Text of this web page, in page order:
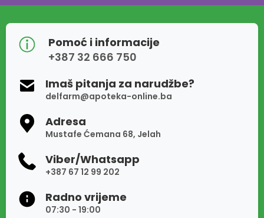
Pomoć i informacije
+387 32 666 750
Imaš pitanja za narudžbe?
delfarm@apoteka-online.ba
Adresa
Mustafe Ćemana 68, Jelah
Viber/Whatsapp
+387 67 12 99 202
Radno vrijeme
07:30 - 19:00